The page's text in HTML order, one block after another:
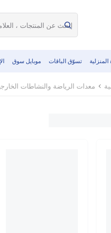
المنزلية تسوّق الباقات موبايل سوق
معدات الرياضة والنشاطات